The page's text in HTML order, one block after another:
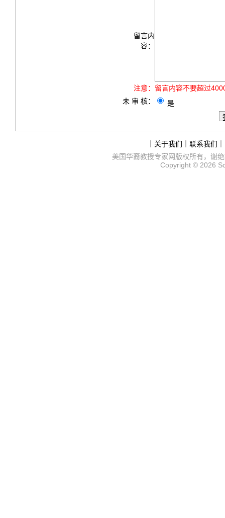
留言内
容：
注意： 留言内容不要超过
未 审 核：
是
关于我们 联系我们
美国华裔教授专家网版权所有，谢
Copyright © 2026